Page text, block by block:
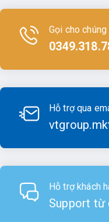
chóng.
Một trong những
quang học chất
và lấy nét chính
yếu.
Máy thủy bình
xác và hiệu suất
đo lường chính
Một trong những
động cân bằng,
trạng thái cân
Gọi cho
Hỗ trợ qua
Hỗ trợ khách
Support từ